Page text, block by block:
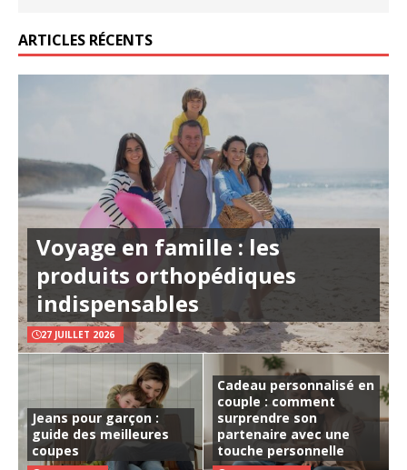
ARTICLES RÉCENTS
Voyage en famille : les
produits orthopédiques
indispensables
27 JUILLET 2026
Jeans pour garçon :
guide des meilleures
coupes
Cadeau personnalisé en
couple : comment
surprendre son
partenaire avec une
touche personnelle